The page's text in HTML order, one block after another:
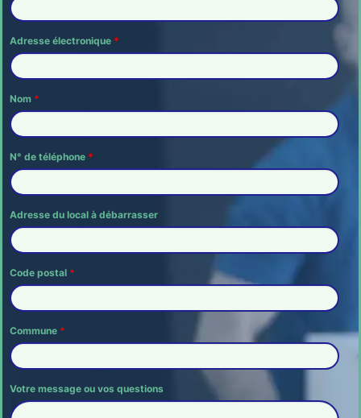
Adresse électronique *
Nom *
N° de téléphone *
Adresse du local à débarrasser
Code postal *
Commune *
Votre message ou vos questions